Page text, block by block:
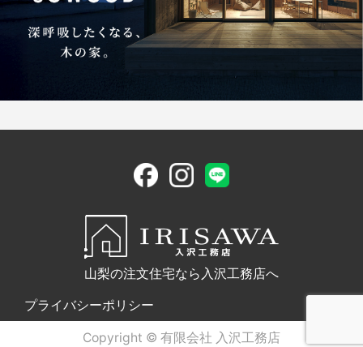
山梨の注文住宅なら入沢工務店へ
プライバシーポリシー
Copyright © 有限会社 入沢工務店